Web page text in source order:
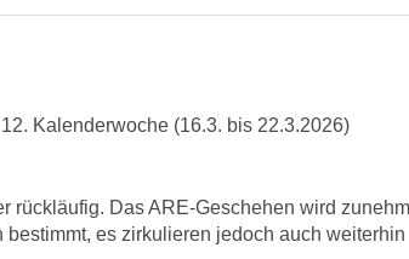
Kalenderwoche (16.3. bis 22.3.2026)
rückläufig. Das ARE-Geschehen wird
es zirkulieren jedoch auch weiterhin